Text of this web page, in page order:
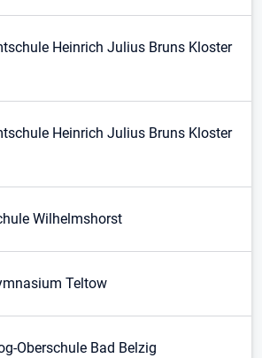
Heinrich Julius Bruns Kloster
Heinrich Julius Bruns Kloster
Wilhelmshorst
Teltow
Oberschule Bad Belzig